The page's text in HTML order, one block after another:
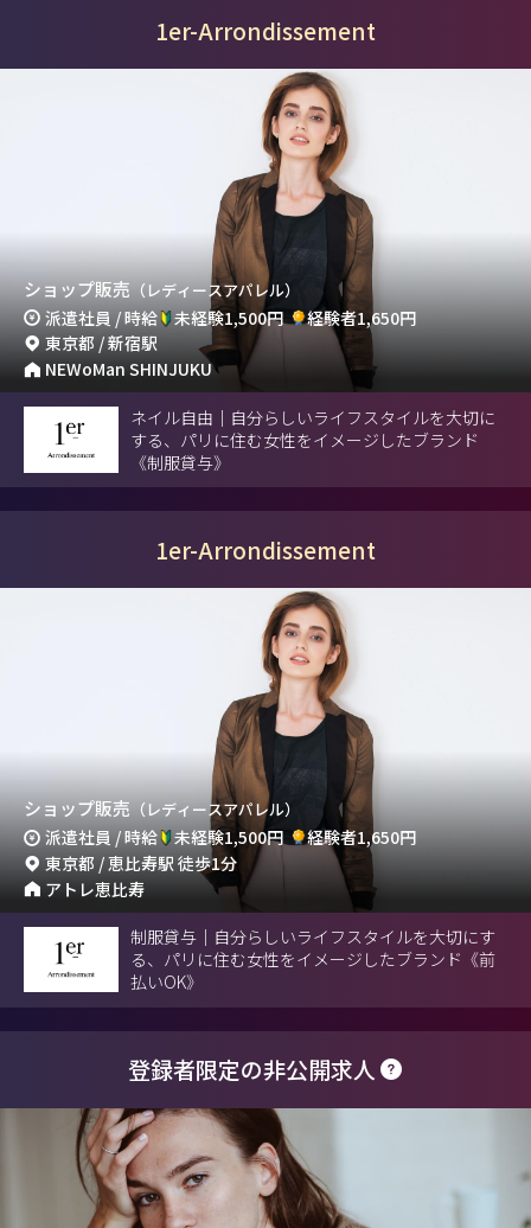
1er-Arrondissement
ショップ販売 （レディースアパレル）
派遣社員 / 時給 未経験1,500円
経験者1,650円
東京都 / 新宿駅
NEWoMan SHINJUKU
ネイル自由｜自分らしいライフスタイルを大切に
する、パリに住む女性をイメージしたブランド
《制服貸与》
1er-Arrondissement
ショップ販売 （レディースアパレル）
派遣社員 / 時給 未経験1,500円
経験者1,650円
東京都 / 恵比寿駅 徒歩1分
アトレ恵比寿
制服貸与｜自分らしいライフスタイルを大切にす
る、パリに住む女性をイメージしたブランド《前
払いOK》
登録者限定の非公開求人